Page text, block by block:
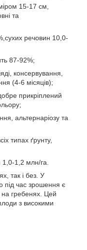
15-17 см,
та
речовин 10,0-
87-92%;
консервування,
(4-6 місяців);
прикріплений
альтернаріозу та
типах ґрунту,
1,2 млн/га.
так і без. У
під час зрошення є
гребенях. Цей
з високими